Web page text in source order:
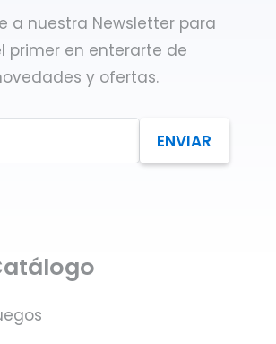
a nuestra Newsletter para
primer en enterarte de
y ofertas.
ENVIAR